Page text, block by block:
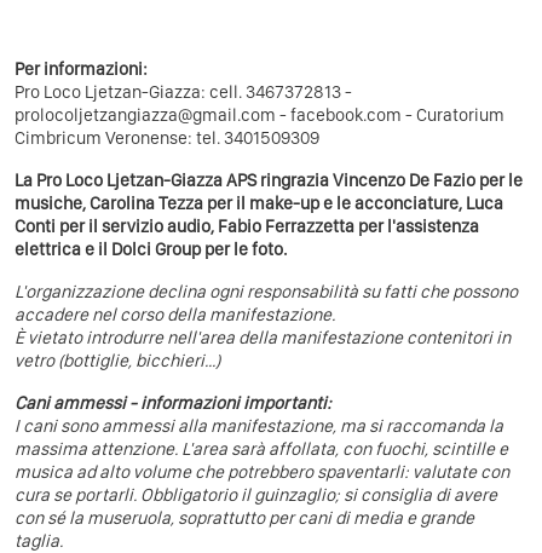
Per informazioni:
Pro Loco Ljetzan-Giazza: cell. 3467372813 -
prolocoljetzangiazza@gmail.com - facebook.com - Curatorium
Cimbricum Veronense: tel. 3401509309
La Pro Loco Ljetzan-Giazza APS ringrazia Vincenzo De Fazio per le
musiche, Carolina Tezza per il make-up e le acconciature, Luca
Conti per il servizio audio, Fabio Ferrazzetta per l'assistenza
elettrica e il Dolci Group per le foto.
L'organizzazione declina ogni responsabilità su fatti che possono
accadere nel corso della manifestazione.
È vietato introdurre nell'area della manifestazione contenitori in
vetro (bottiglie, bicchieri...)
Cani ammessi - informazioni importanti:
I cani sono ammessi alla manifestazione, ma si raccomanda la
massima attenzione. L'area sarà affollata, con fuochi, scintille e
musica ad alto volume che potrebbero spaventarli: valutate con
cura se portarli. Obbligatorio il guinzaglio; si consiglia di avere
con sé la museruola, soprattutto per cani di media e grande
taglia.